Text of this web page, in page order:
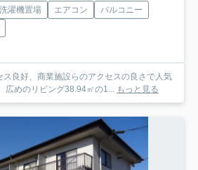
濯機置場 エアコン
バルコニー
ス良好、商業施設らのアクセスの良さで人気
広めのリビング38.94㎡の1... もっと見る